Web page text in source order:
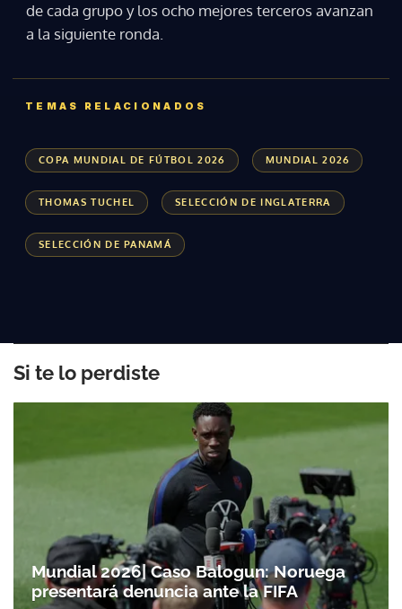
de cada grupo y los ocho mejores terceros avanzan
a la siguiente ronda.
TEMAS RELACIONADOS
COPA MUNDIAL DE FÚTBOL 2026 MUNDIAL 2026
THOMAS TUCHEL SELECCIÓN DE INGLATERRA
SELECCIÓN DE PANAMÁ
Si te lo perdiste
Mundial 2026| Caso Balogun: Noruega
presentará denuncia ante la FIFA